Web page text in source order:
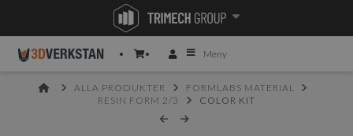
Meny
HOMEALLA PRODUKTER
FORMLABS MATERIAL
RESIN FORM 2/3
COLOR KIT